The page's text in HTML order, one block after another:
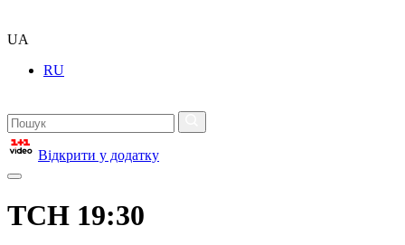
UA
RU
Відкрити у додатку
ТСН 19:30